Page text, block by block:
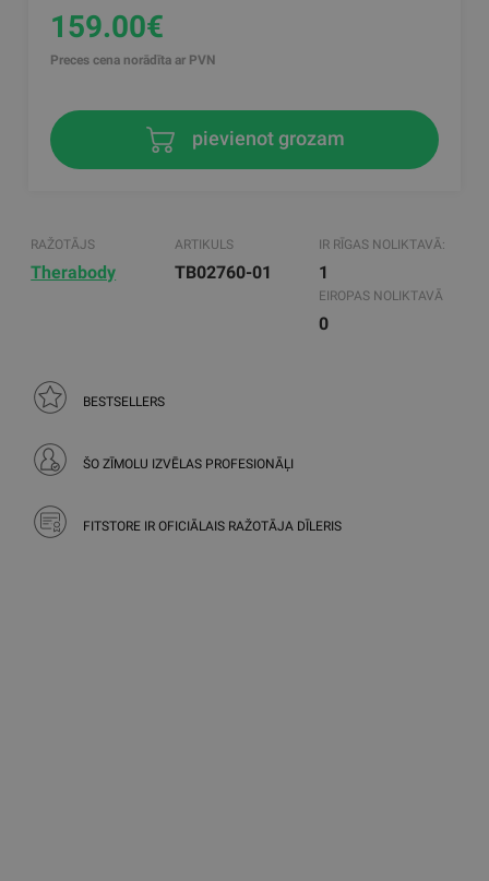
159.00€
Preces cena norādīta ar PVN
pievienot grozam
RAŽOTĀJS
Therabody
ARTIKULS
TB02760-01
IR RĪGAS NOLIKTAVĀ:
1
EIROPAS NOLIKTAVĀ
0
BESTSELLERS
ŠO ZĪMOLU IZVĒLAS PROFESIONĀĻI
FITSTORE IR OFICIĀLAIS RAŽOTĀJA DĪLERIS